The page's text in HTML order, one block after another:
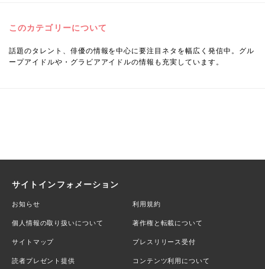
このカテゴリーについて
話題のタレント、俳優の情報を中心に要注目ネタを幅広く発信中。グル
ープアイドルや・グラビアアイドルの情報も充実しています。
サイトインフォメーション
お知らせ 利用規約
個人情報の取り扱いについて 著作権と転載について
サイトマップ プレスリリース受付
読者プレゼント提供 コンテンツ利用について